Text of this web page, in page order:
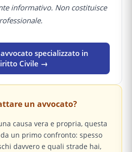
informativo. Non costituisce
specializzato in
Civile →
un avvocato?
causa vera e propria, questa
un primo confronto: spesso
davvero e quali strade hai,